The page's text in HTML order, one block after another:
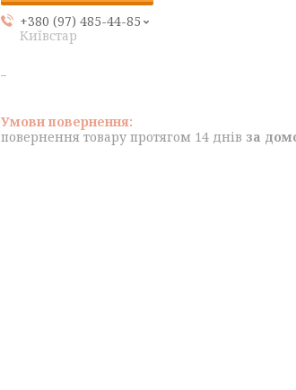
+380 (97) 485-44-85
Київстар
повернення товару протягом 14 днів за